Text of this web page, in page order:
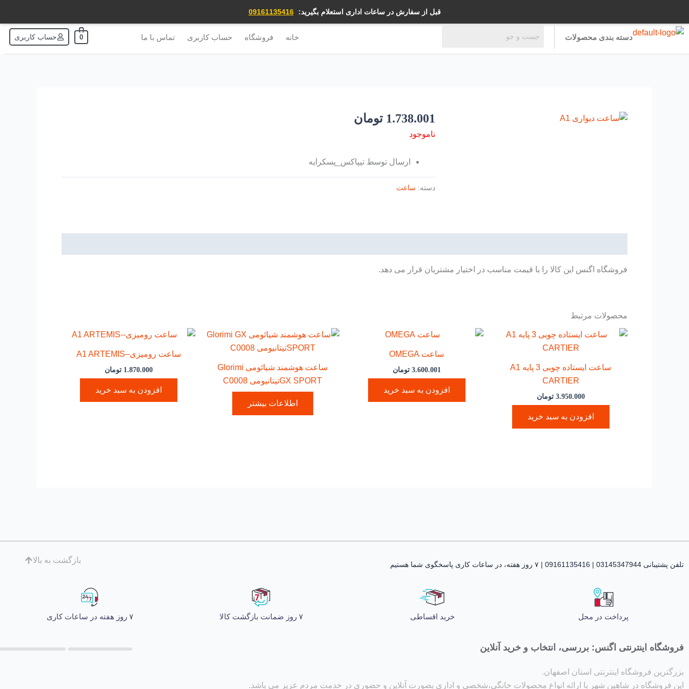
قبل از سفارش در ساعات اداری استعلام بگیرید: 09161135416
محتوا
دسته بندی محصولات خانه فروشگاه حساب کاربری تماس با ما 0 حساب کاربری
1.738.001 تومان
ناموجود
ارسال توسط تیپاکس_پسکرایه
دسته: ساعت
فروشگاه اگنس این کالا را با قیمت مناسب در اختیار مشتریان قرار می دهد.
محصولات مرتبط
ساعت ایستاده چوبی 3 پایه A1
CARTIER
3.950.000 تومان
افزودن به سبد خرید
ساعت OMEGA
3.600.001 تومان
افزودن به سبد خرید
ساعت هوشمند شیائومی Glorimi
GX SPORTتیتانیومی C0008
اطلاعات بیشتر
ساعت رومیزی–A1 ARTEMIS
1.870.000 تومان
افزودن به سبد خرید
تلفن پشتیبانی 03145347944 | 09161135416 | ۷ روز هفته، در ساعات کاری پاسخگوی شما هستیم
بازگشت به بالا
پرداخت در محل خرید اقساطی ۷ روز ضمانت بازگشت کالا ۷ روز هفته در ساعات کاری
فروشگاه اینترنتی اگنس: بررسی، انتخاب و خرید آنلاین
بزرگترین فروشگاه اینترنتی استان اصفهان.
این فروشگاه در شاهین شهر با ارائه انواع محصولات خانگی،شخصی و اداری بصورت آنلاین و حضوری در خدمت مردم عزیز می باشد.